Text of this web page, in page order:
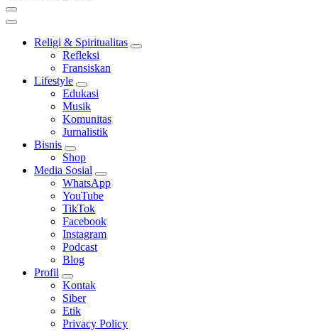
Religi & Spiritualitas
Refleksi
Fransiskan
Lifestyle
Edukasi
Musik
Komunitas
Jurnalistik
Bisnis
Shop
Media Sosial
WhatsApp
YouTube
TikTok
Facebook
Instagram
Podcast
Blog
Profil
Kontak
Siber
Etik
Privacy Policy